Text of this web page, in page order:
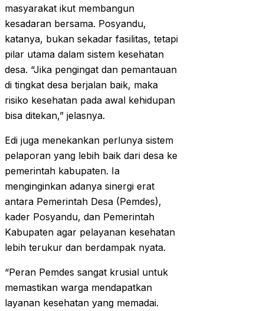
masyarakat ikut membangun
kesadaran bersama. Posyandu,
katanya, bukan sekadar fasilitas, tetapi
pilar utama dalam sistem kesehatan
desa. “Jika pengingat dan pemantauan
di tingkat desa berjalan baik, maka
risiko kesehatan pada awal kehidupan
bisa ditekan,” jelasnya.
Edi juga menekankan perlunya sistem
pelaporan yang lebih baik dari desa ke
pemerintah kabupaten. Ia
menginginkan adanya sinergi erat
antara Pemerintah Desa (Pemdes),
kader Posyandu, dan Pemerintah
Kabupaten agar pelayanan kesehatan
lebih terukur dan berdampak nyata.
“Peran Pemdes sangat krusial untuk
memastikan warga mendapatkan
layanan kesehatan yang memadai.